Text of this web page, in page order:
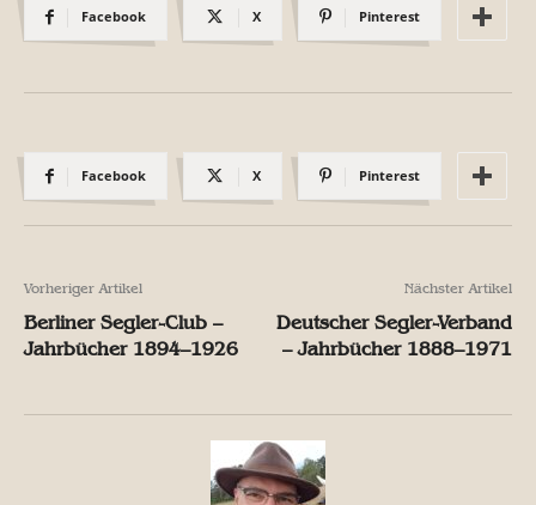
Facebook X Pinterest
Facebook X Pinterest
Vorheriger Artikel
Berliner Segler-Club –
Jahrbücher 1894–1926
Nächster Artikel
Deutscher Segler-Verband
– Jahrbücher 1888–1971